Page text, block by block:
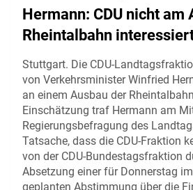
Hermann: CDU nicht am
Rheintalbahn
Stuttgart. Die CDU-
von Verkehrsminister Winfried
an einem Ausbau der
Einschätzung traf Hermann am
Regierungsbefragung des
Tatsache, dass die CDU-Fraktion
von der CDU-Bundestagsfraktion
Absetzung einer für Donnerstag
geplanten Abstimmung über die